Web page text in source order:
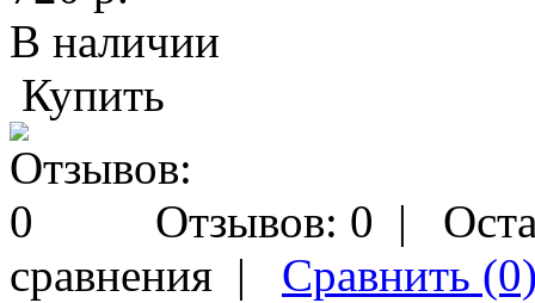
В наличии
Купить
Отзывов: 0 |
сравнения | Сравнить